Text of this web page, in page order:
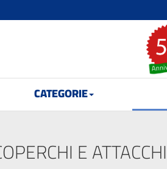
CATEGORIE
E ATTACCHI